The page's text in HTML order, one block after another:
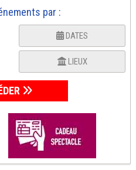
par :
DATES
LIEUX